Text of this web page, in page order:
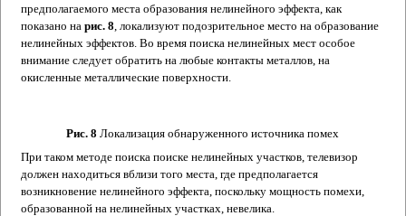
предполагаемого места образования нелинейного эффекта, как
показано нарис. 8 , локализуют подозрительное место на образование
нелинейных эффектов. Во время поиска нелинейных мест особое
внимание следует обратить на любые контакты металлов, на
окисленные металлические поверхности.
Рис. 8 Локализация обнаруженного источника помех
При таком методе поиска поиске нелинейных участков, телевизор
должен находиться вблизи того места, где предполагается
возникновение нелинейного эффекта, поскольку мощность помехи,
образованной на нелинейных участках, невелика.